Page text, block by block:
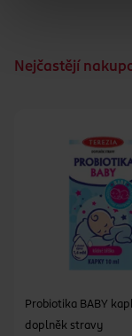
Nejčastějí
Probiotika BABY
doplněk stravy